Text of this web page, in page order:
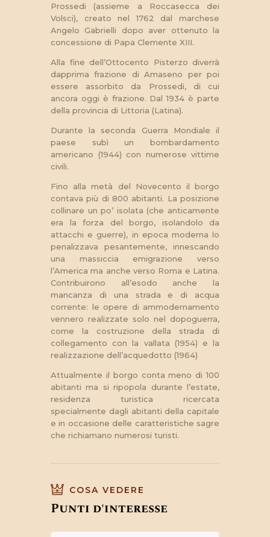
Prossedi (assieme a Roccasecca dei
Volsci), creato nel 1762 dal marchese
Angelo Gabrielli dopo aver ottenuto la
concessione di Papa Clemente XIII.
Alla fine dell’Ottocento Pisterzo diverrà
dapprima frazione di Amaseno per poi
essere assorbito da Prossedi, di cui
ancora oggi è frazione. Dal 1934 è parte
della provincia di Littoria (Latina).
Durante la seconda Guerra Mondiale il
paese subì un bombardamento
americano (1944) con numerose vittime
civili.
Fino alla metà del Novecento il borgo
contava più di 800 abitanti. La posizione
collinare un po’ isolata (che anticamente
era la forza del borgo, isolandolo da
attacchi e guerre), in epoca moderna lo
penalizzava pesantemente, innescando
una massiccia emigrazione verso
l’America ma anche verso Roma e Latina.
Contribuirono all’esodo anche la
mancanza di una strada e di acqua
corrente: le opere di ammodernamento
vennero realizzate solo nel dopoguerra,
come la costruzione della strada di
collegamento con la vallata (1954) e la
realizzazione dell’acquedotto (1964)
Attualmente il borgo conta meno di 100
abitanti ma si ripopola durante l’estate,
residenza turistica ricercata
specialmente dagli abitanti della capitale
e in occasione delle caratteristiche sagre
che richiamano numerosi turisti.
COSA VEDERE
Punti d'interesse